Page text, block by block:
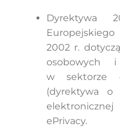
Dyrektywa
2002 r.
osobowych
w sektorze
(dyrektywa o
ePrivacy.